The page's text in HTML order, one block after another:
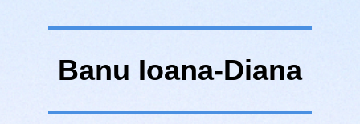
Banu Ioana-Diana